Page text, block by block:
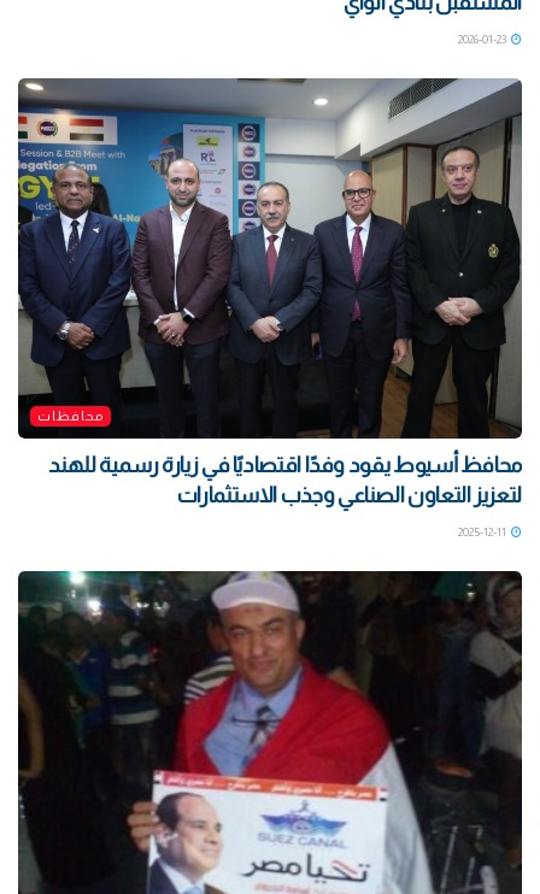
محافظات
محافظ أسيوط يقود وفدًا اقتصاديًا في زيارة رسمية للهند
لتعزيز التعاون الصناعي وجذب الاستثمارات